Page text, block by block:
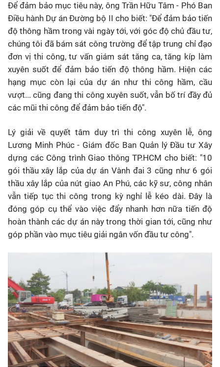
Để đảm bảo mục tiêu này, ông Trần Hữu Tâm - Phó Ban
Điều hành Dự án Đường bộ II cho biết: "Để đảm bảo tiến
độ thông hầm trong vài ngày tới, với góc độ chủ đầu tư,
chúng tôi đã bám sát công trường để tập trung chỉ đạo
đơn vị thi công, tư vấn giám sát tăng ca, tăng kíp làm
xuyên suốt để đảm bảo tiến độ thông hầm. Hiện các
hạng mục còn lại của dự án như thi công hầm, cầu
vượt... cũng đang thi công xuyên suốt, vẫn bố trí đầy đủ
các mũi thi công để đảm bảo tiến độ".
Lý giải về quyết tâm duy trì thi công xuyên lễ, ông
Lương Minh Phúc - Giám đốc Ban Quản lý Đầu tư Xây
dựng các Công trình Giao thông TP.HCM cho biết: "10
gói thầu xây lắp của dự án Vành đai 3 cũng như 6 gói
thầu xây lắp của nút giao An Phú, các kỹ sư, công nhân
vẫn tiếp tục thi công trong kỳ nghỉ lễ kéo dài. Đây là
đóng góp cụ thể vào việc đẩy nhanh hơn nữa tiến độ
hoàn thành các dự án này trong thời gian tới, cũng như
góp phần vào mục tiêu giải ngân vốn đầu tư công".